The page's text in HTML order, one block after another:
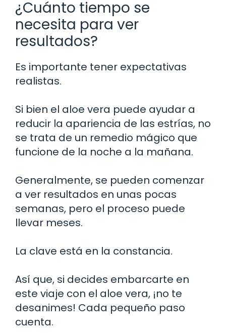
¿Cuánto tiempo se
necesita para ver
resultados?
Es importante tener expectativas
realistas.
Si bien el aloe vera puede ayudar a
reducir la apariencia de las estrías, no
se trata de un remedio mágico que
funcione de la noche a la mañana.
Generalmente, se pueden comenzar
a ver resultados en unas pocas
semanas, pero el proceso puede
llevar meses.
La clave está en la constancia.
Así que, si decides embarcarte en
este viaje con el aloe vera, ¡no te
desanimes! Cada pequeño paso
cuenta.